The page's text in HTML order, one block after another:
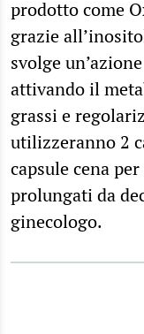
prodotto come
grazie
svolge
attivando il
grassi e
utilizzeranno 2
capsule cena
prolungati da
ginecologo.